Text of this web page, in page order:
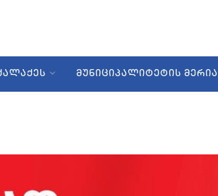
ᲛᲣᲜᲘᲪᲘᲞᲐᲚᲘᲢᲔᲢᲘᲡ ᲛᲔᲠᲘᲐ